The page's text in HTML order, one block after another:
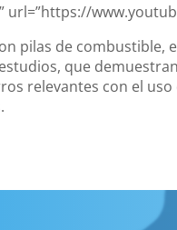
url=”https://
pilas de combustible,
que
relevantes con el